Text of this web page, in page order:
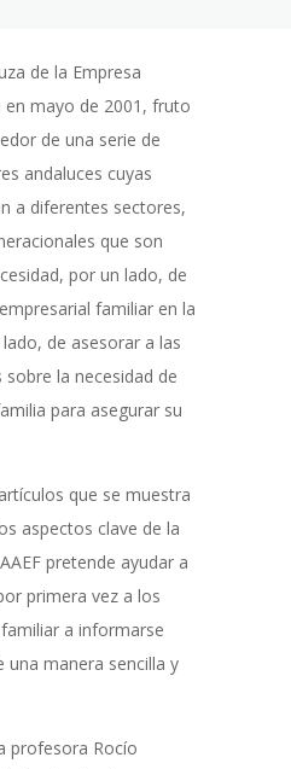
de la Empresa
en mayo de 2001, fruto
de una serie de
andaluces cuyas
a diferentes sectores,
que son
por un lado, de
familiar en la
de asesorar a las
la necesidad de
para asegurar su
que se muestra
aspectos clave de la
pretende ayudar a
primera vez a los
a informarse
una manera sencilla y
profesora Rocío